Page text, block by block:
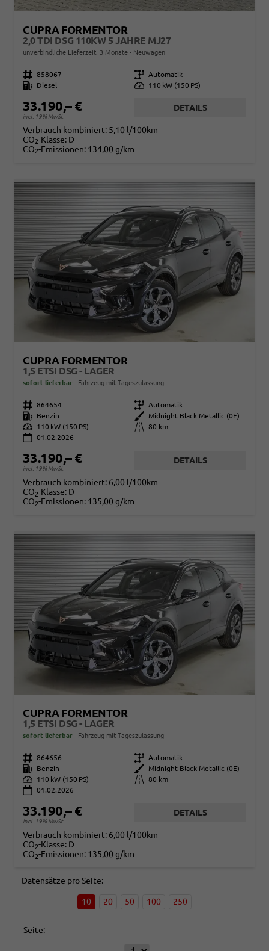
CUPRA FORMENTOR
2,0 TDI DSG 110KW 5 JAHRE MJ27
unverbindliche Lieferzeit: 3 Monate Neuwagen
Fahrzeugnr. 858067 Getriebe
Automatik
Kraftstoff
Diesel Leistung 110 kW (150 PS)
33.190,– €
incl. 19% MwSt.
DETAILS
Verbrauch kombiniert: 5,10 l/100km
CO2-Klasse: D
CO2-Emissionen: 134,00 g/km
CUPRA FORMENTOR
1,5 ETSI DSG - LAGER
sofort lieferbar Fahrzeug mit Tageszulassung
Fahrzeugnr. 864654 Getriebe Automatik
Kraftstoff
Benzin Außenfarbe
Midnight Black Metallic (0E)
Leistung
110 kW (150 PS) Kilometerstand
80 km
01.02.2026
33.190,– €
incl. 19% MwSt.
DETAILS
Verbrauch kombiniert: 6,00 l/100km
CO2-Klasse: D
CO2-Emissionen: 135,00 g/km
CUPRA FORMENTOR
1,5 ETSI DSG - LAGER
sofort lieferbar Fahrzeug mit Tageszulassung
Fahrzeugnr. 864656 Getriebe Automatik
Kraftstoff
Benzin Außenfarbe
Midnight Black Metallic (0E)
Leistung
110 kW (150 PS) Kilometerstand
80 km
01.02.2026
33.190,– €
incl. 19% MwSt.
DETAILS
Verbrauch kombiniert: 6,00 l/100km
CO2-Klasse: D
CO2-Emissionen: 135,00 g/km
Datensätze pro Seite:
10 20 50 100 250
Seite: